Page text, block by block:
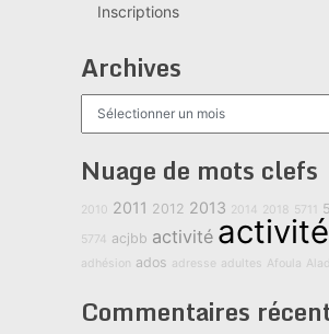
Inscriptions
Archives
Archives
Nuage de mots clefs
2010 2011 2012 2013 2014 2018 5711
5774 acjbb activité
adhésion ados adresse adultes Afoula
Commentaires